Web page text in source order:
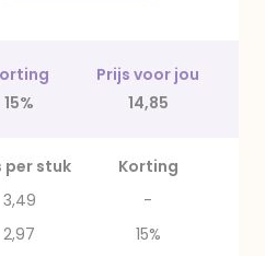
Prijs voor jou
15% 14,85
per stuk
Korting
3,49
-
2,97
15%